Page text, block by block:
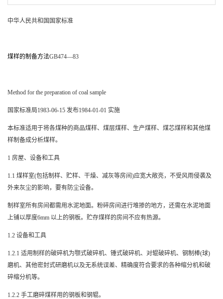
中华人民共和国国家标准
煤样的制备方法GB474—83
Method for the preparation of coal sample
国家标准局1983-06-15 发布1984-01-01 实施
本标准适用于将各煤种的商品煤样、煤层煤样、生产煤样、煤芯煤样和其他煤
样制备成分析煤样。
1 房屋、设备和工具
1.1 煤样室(包括制样、贮样、干燥、减灰等房间 )应宽大敞亮，不受风雨侵袭及
外来灰尘的影响，要有防尘设备。
制样室所有房间都需用水泥地面。粉碎房间进行堆掺的地方，还需在水泥地面
上铺以厚度6mm 以上的钢板。贮存煤样的房间不应有热源。
1.2 设备和工具
1.2.1 适用制样的破碎机为颚式破碎机、锤式破碎机、对辊破碎机、钢制棒(球)
磨机、其他密封式研磨机以及无系统误差、精确度符合要求的各种缩分机和破
碎缩分机等。
1.2.2 手工磨碎煤样用的钢板和钢辊。